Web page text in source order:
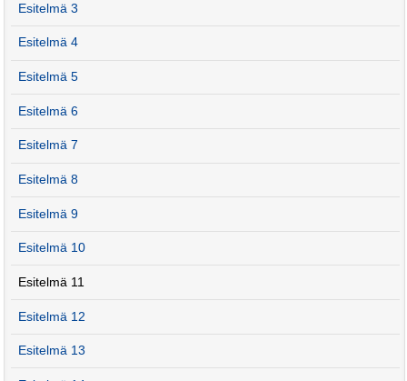
Esitelmä 3
Esitelmä 4
Esitelmä 5
Esitelmä 6
Esitelmä 7
Esitelmä 8
Esitelmä 9
Esitelmä 10
Esitelmä 11
Esitelmä 12
Esitelmä 13